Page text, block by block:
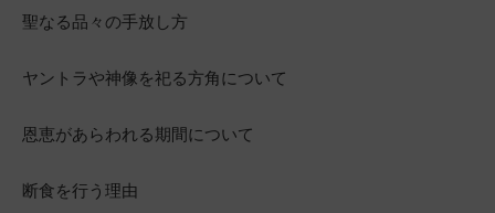
聖なる品々の手放し方
ヤントラや神像を祀る方角について
恩恵があらわれる期間について
断食を行う理由